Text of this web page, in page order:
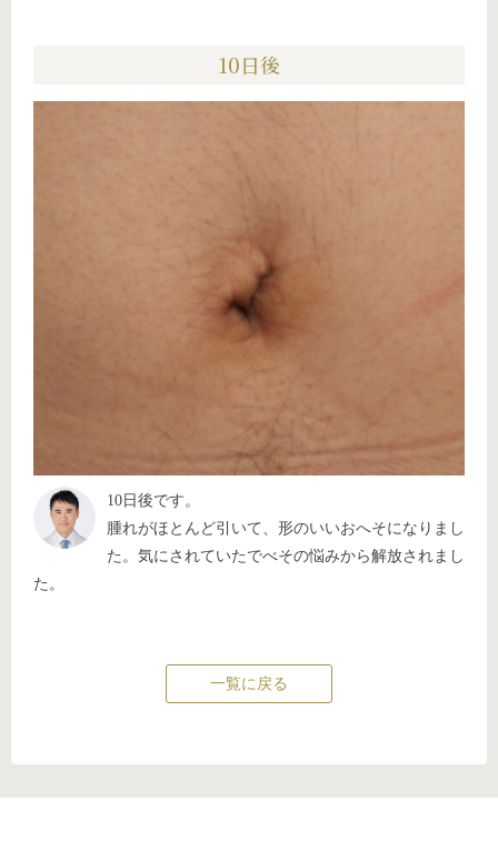
10日後
10日後です。
腫れがほとんど引いて、形のいいおへそになりまし
た。気にされていたでべその悩みから解放されまし
た。
一覧に戻る